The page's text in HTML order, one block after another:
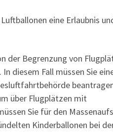
eine Erlaubnis
der Begrenzung von
diesem Fall müssen Sie
über Flugplätzen mit
Sie für den
Kinderballonen bei